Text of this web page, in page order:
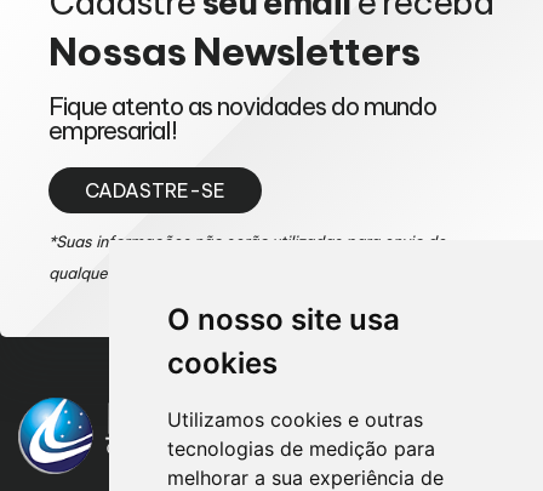
O nosso site usa
cookies
Utilizamos cookies e outras
tecnologias de medição para
melhorar a sua experiência de
Nossas Newsletters
Fique atento as novidades do mundo
empresarial!
CADASTRE-SE
*Suas informações não serão utilizadas para envio de
qualquer tipo de mensagem de SPAM.